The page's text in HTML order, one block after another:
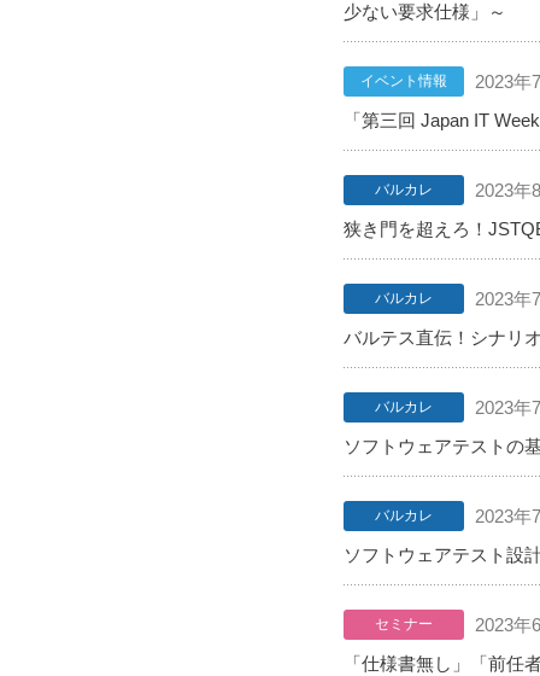
少ない要求仕様」～
イベント情報
2023年
「第三回 Japan IT
バルカレ
2023年
狭き門を超えろ！
バルカレ
2023年
バルテス直伝！シナリ
バルカレ
2023年
ソフトウェアテストの
バルカレ
2023年
ソフトウェアテスト設
セミナー
2023年
「仕様書無し」「前任